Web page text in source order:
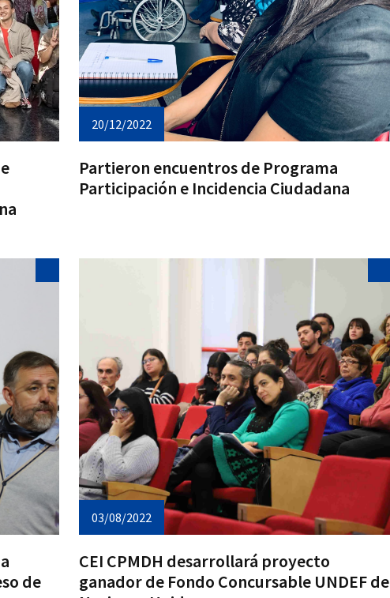
20/12/2022
Partieron encuentros de Programa
Participación e Incidencia Ciudadana
de
03/08/2022
CEI CPMDH desarrollará proyecto
ganador de Fondo Concursable UNDEF de